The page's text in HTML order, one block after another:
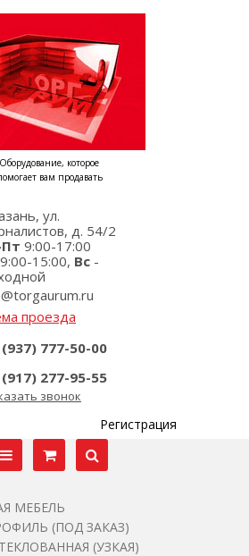
Оборудование, которое
вам продавать
ул.
д. 54/2
9:00-17:00
9:00-15:00, Вс -
проезда
(937) 777-50-00
(917) 277-95-55
звонок
Регистрация
МЕБЕЛЬ
(ПОД ЗАКАЗ)
(УЗКАЯ)